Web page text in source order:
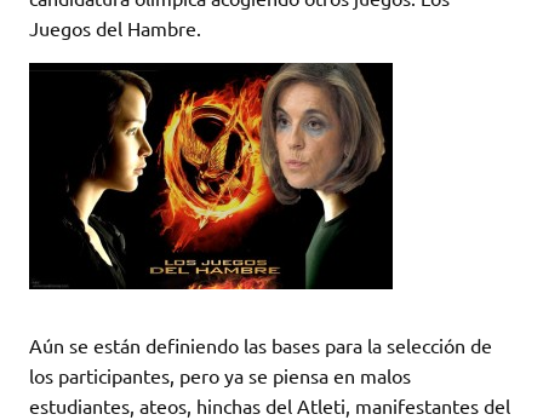
Juegos del Hambre.
Aún se están definiendo las bases para la selección de
los participantes, pero ya se piensa en malos
estudiantes, ateos, hinchas del Atleti, manifestantes del